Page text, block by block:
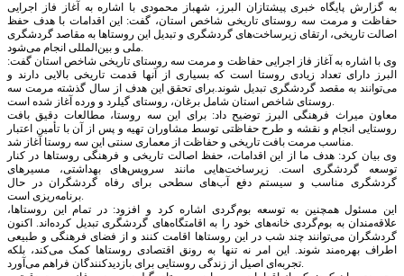
به گزارش پایگاه خبری پیشتازان البرز، شهباز محمودی با اشاره به آغاز فاز اجرایی
حفاظت و مرمت سه روستای تاریخی شاخص استان، گفت: این اقدامات با هدف حفظ
اصالت تاریخی، ارتقای زیرساخت‌های گردشگری و تبدیل این روستا‌ها به مقاصد گردشگری
ملی و بین‌المللی انجام می‌شود.
وی با اشاره به آغاز فاز اجرایی حفاظت و مرمت سه روستای تاریخی شاخص استان گفت:
البرز دارای تعداد زیادی روستا است که بسیاری از آنها قدمت تاریخی بالایی دارند و
می‌توانند به مقصد گردشگری تبدیل شوند.برای تحقق این هدف از سال گذشته مرمت سه
روستای شاخص استان شامل برغان، روستای گیلرد و ورده آغاز شده است.
معاون میراث فرهنگی البرز توضیح داد: برای این سه روستا، مطالعات دقیق بافت
روستایی انجام و نقشه و طرح حفاظتی توسط مشاوران تهیه و پس از آن با تأمین اعتبار
مناسب مرمت بافت تاریخی و حفاظت از معماری سنتی این سه روستا آغاز شد.
وی بیان کرد: هدف ما از این اقدامات، حفظ اصالت تاریخی و فرهنگی روستا‌ها در کنار
توسعه گردشگری است. زیرساخت‌هایی مانند سرویس‌های بهداشتی، مسیر‌های
گردشگری مناسب و سیستم دفع آب‌های سطحی برای رفاه گردشگران در حال
برنامه‌ریزی است.
این مسئول همچنین به توسعه بوم‌گردی اشاره کرد و افزود: در تمام این روستاها،
علاقه‌مندان به بوم‌گردی خانه‌های خود را به اقامتگاه‌های گردشگری تبدیل کرده‌اند. اکنون
گردشگران می‌توانند چند شب در این روستا‌ها اقامت کنند و از فضای فرهنگی و طبیعی
اطراف بهره‌مند شوند. این امر نه تنها به رونق اقتصادی روستا‌ها کمک می‌کند، بلکه
تجربه‌ای اصیل از زندگی روستایی برای بازدیدکنندگان فراهم می‌آورد.